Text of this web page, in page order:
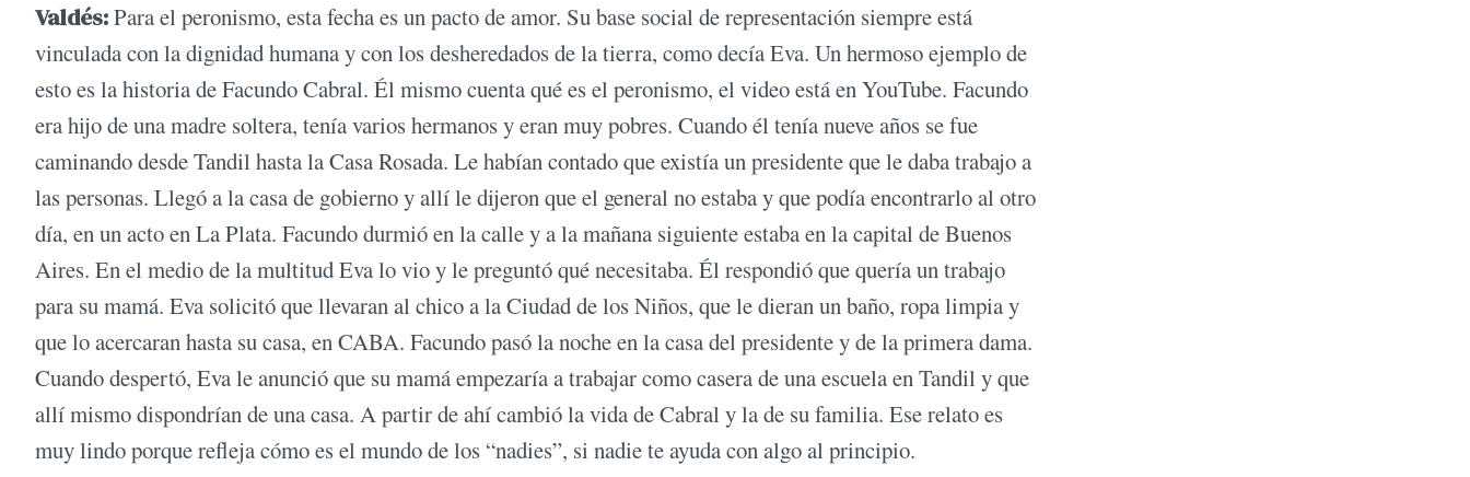
Valdés:Para el peronismo, esta fecha es un pacto de amor. Su base social de representación siempre está
vinculada con la dignidad humana y con los desheredados de la tierra, como decía Eva. Un hermoso ejemplo de
esto es la historia de Facundo Cabral. Él mismo cuenta qué es el peronismo, el video está en YouTube. Facundo
era hijo de una madre soltera, tenía varios hermanos y eran muy pobres. Cuando él tenía nueve años se fue
caminando desde Tandil hasta la Casa Rosada. Le habían contado que existía un presidente que le daba trabajo a
las personas. Llegó a la casa de gobierno y allí le dijeron que el general no estaba y que podía encontrarlo al otro
día, en un acto en La Plata. Facundo durmió en la calle y a la mañana siguiente estaba en la capital de Buenos
Aires. En el medio de la multitud Eva lo vio y le preguntó qué necesitaba. Él respondió que quería un trabajo
para su mamá. Eva solicitó que llevaran al chico a la Ciudad de los Niños, que le dieran un baño, ropa limpia y
que lo acercaran hasta su casa, en CABA. Facundo pasó la noche en la casa del presidente y de la primera dama.
Cuando despertó, Eva le anunció que su mamá empezaría a trabajar como casera de una escuela en Tandil y que
allí mismo dispondrían de una casa. A partir de ahí cambió la vida de Cabral y la de su familia. Ese relato es
muy lindo porque refleja cómo es el mundo de los “nadies”, si nadie te ayuda con algo al principio.